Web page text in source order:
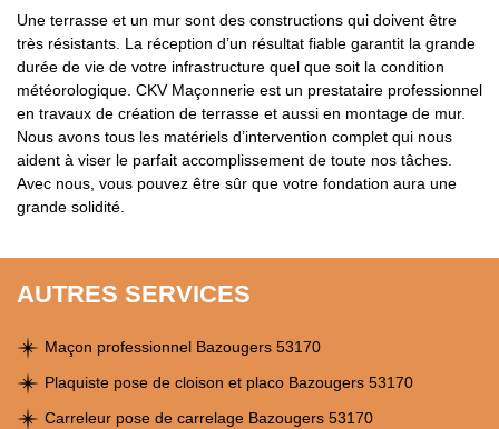
Une terrasse et un mur sont des constructions qui doivent être
très résistants. La réception d’un résultat fiable garantit la grande
durée de vie de votre infrastructure quel que soit la condition
météorologique. CKV Maçonnerie est un prestataire professionnel
en travaux de création de terrasse et aussi en montage de mur.
Nous avons tous les matériels d’intervention complet qui nous
aident à viser le parfait accomplissement de toute nos tâches.
Avec nous, vous pouvez être sûr que votre fondation aura une
grande solidité.
AUTRES SERVICES
Maçon professionnel Bazougers 53170
Plaquiste pose de cloison et placo Bazougers 53170
Carreleur pose de carrelage Bazougers 53170